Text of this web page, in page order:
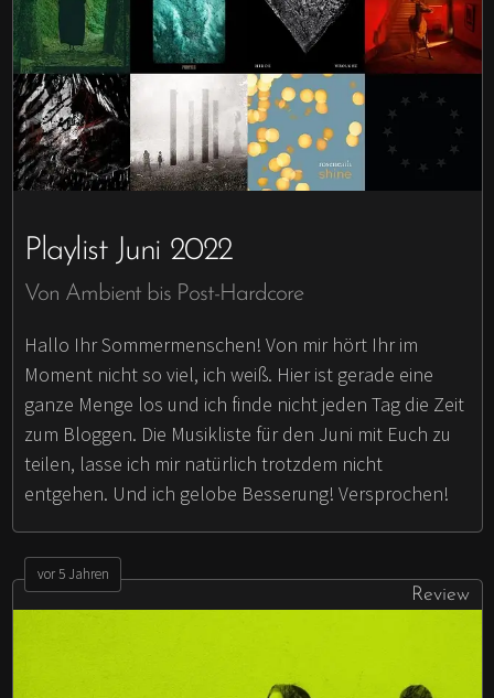
Playlist Juni 2022
Von Ambient bis Post-Hardcore
Hallo Ihr Sommermenschen! Von mir hört Ihr im
Moment nicht so viel, ich weiß. Hier ist gerade eine
ganze Menge los und ich finde nicht jeden Tag die Zeit
zum Bloggen. Die Musikliste für den Juni mit Euch zu
teilen, lasse ich mir natürlich trotzdem nicht
entgehen. Und ich gelobe Besserung! Versprochen!
vor 5 Jahren
Review